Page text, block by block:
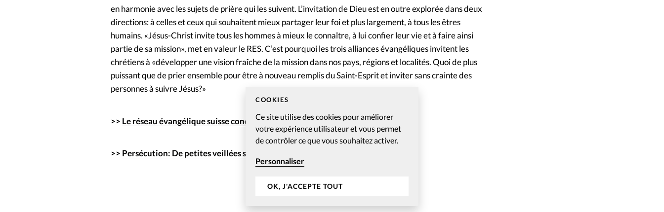
COOKIES
Ce site utilise des cookies pour améliorer
votre expérience utilisateur et vous permet
de contrôler ce que vous souhaitez activer.
Personnaliser
OK, J'ACCEPTE TOUT
en harmonie avec les sujets de prière qui les suivent. L’invitation de Dieu est en outre explorée dans deux
directions: à celles et ceux qui souhaitent mieux partager leur foi et plus largement, à tous les êtres
humains. «Jésus-Christ invite tous les hommes à mieux le connaître, à lui confier leur vie et à faire ainsi
partie de sa mission», met en valeur le RES. C’est pourquoi les trois alliances évangéliques invitent les
chrétiens à «développer une vision fraîche de la mission dans nos pays, régions et localités. Quoi de plus
puissant que de prier ensemble pour être à nouveau remplis du Saint-Esprit et inviter sans crainte des
personnes à suivre Jésus?»
>> Le réseau évangélique suisse condamne «clairement» l’antisémitisme
>> Persécution: De petites veillées silencieuses solidaires en Suisse et à l’étranger